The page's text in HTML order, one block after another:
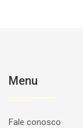
Menu
Fale conosco